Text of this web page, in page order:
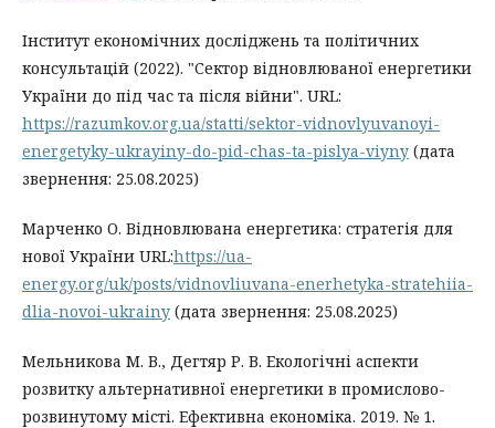
Інститут економічних досліджень та політичних
консультацій (2022). "Сектор відновлюваної енергетики
України до під час та після війни". URL:
https://razumkov.org.ua/statti/sektor-vidnovlyuvanoyi-
energetyky-ukrayiny-do-pid-chas-ta-pislya-viyny (дата
звернення: 25.08.2025)
Марченко О. Відновлювана енергетика: стратегія для
нової України URL:https://ua-
energy.org/uk/posts/vidnovliuvana-enerhetyka-stratehiia-
dlia-novoi-ukrainy (дата звернення: 25.08.2025)
Мельникова М. В., Дегтяр Р. В. Екологічні аспекти
розвитку альтернативної енергетики в промислово-
розвинутому місті. Ефективна економіка. 2019. № 1.